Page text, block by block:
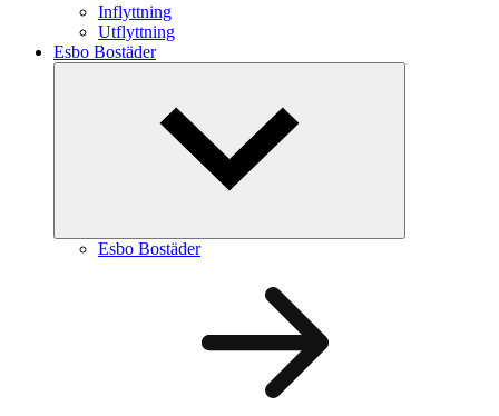
Inflyttning
Utflyttning
Esbo Bostäder
Esbo Bostäder